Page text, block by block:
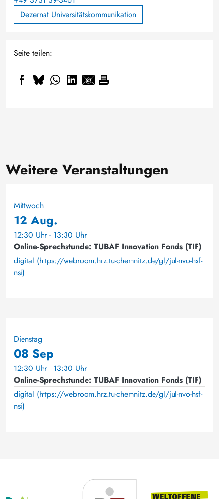
Dezernat Universitätskommunikation
Seite teilen:
Weitere Veranstaltungen
Mittwoch
12 Aug.
12:30 Uhr - 13:30 Uhr
Online-Sprechstunde: TUBAF Innovation Fonds (TIF)
digital (https://webroom.hrz.tu-chemnitz.de/gl/jul-nvo-hsf-
nsi)
Dienstag
08 Sep
12:30 Uhr - 13:30 Uhr
Online-Sprechstunde: TUBAF Innovation Fonds (TIF)
digital (https://webroom.hrz.tu-chemnitz.de/gl/jul-nvo-hsf-
nsi)